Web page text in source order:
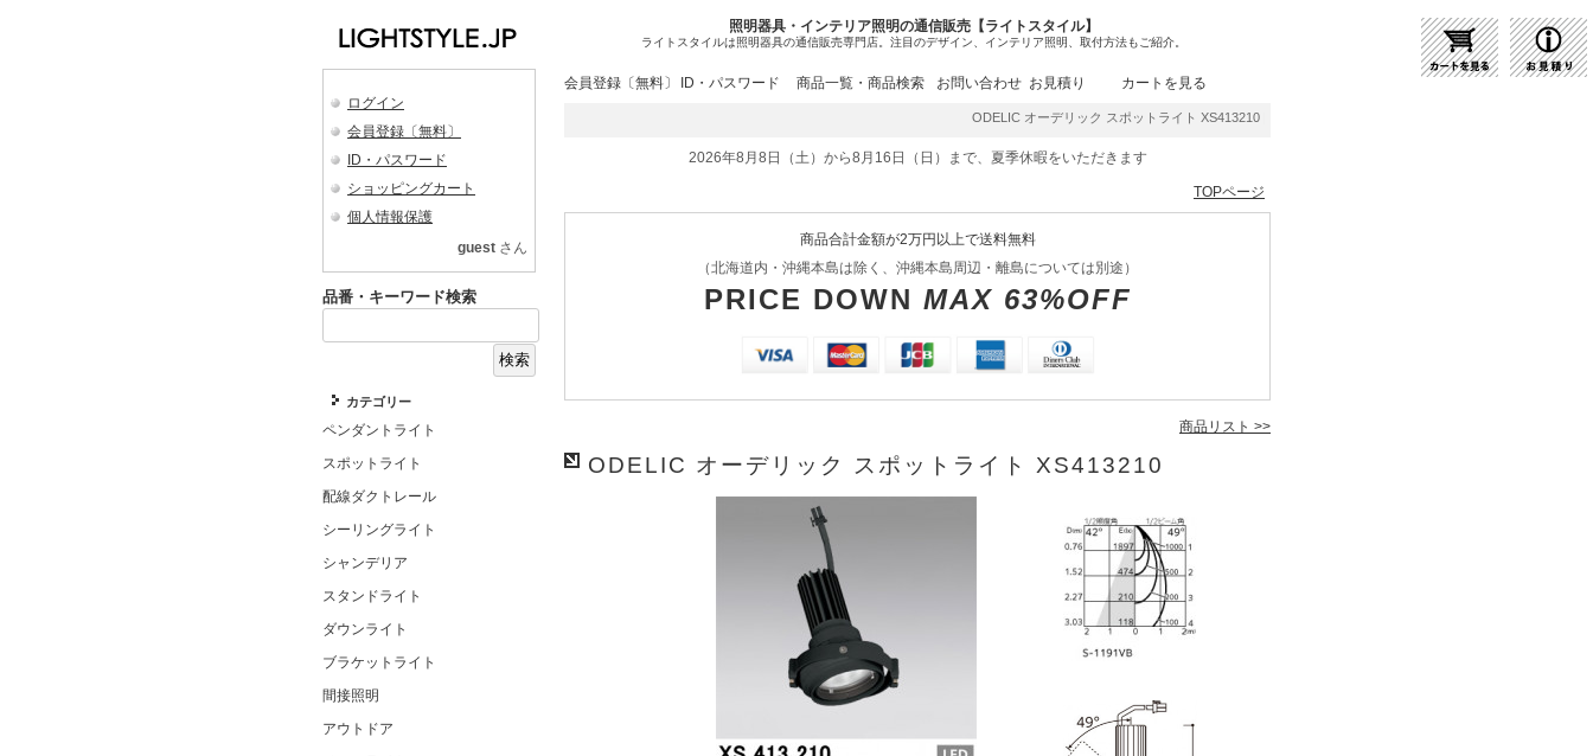
照明器具・インテリア照明の通信販売【ライトスタイル】
ライトスタイルは照明器具の通信販売専門店。注目のデザイン、インテリア照明、取付方法もご紹介。
ログイン
会員登録〔無料〕
ID・パスワード
ショッピングカート
個人情報保護
guest さん
品番・キーワード検索
カテゴリー
ペンダントライト
スポットライト
配線ダクトレール
シーリングライト
シャンデリア
スタンドライト
ダウンライト
ブラケットライト
間接照明
アウトドア
会員登録〔無料〕 ID・パスワード 商品一覧・商品検索 お問い合わせ お見積り カートを見る
ODELIC オーデリック スポットライト XS413210 | 商品紹介 | 照明器具の通販・インテリア照明の通信販売【
2026年8月8日（土）から8月16日（日）まで、夏季休暇をいただきます
TOPページ
商品合計金額が2万円以上で送料無料
（北海道内・沖縄本島は除く、沖縄本島周辺・離島については別途）
PRICE DOWN MAX 63%OFF
商品リスト >>
ODELIC オーデリック スポットライト XS413210